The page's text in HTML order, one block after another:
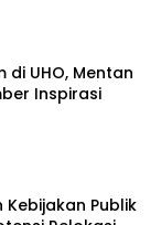
di UHO, Mentan
Inspirasi
Kebijakan Publik